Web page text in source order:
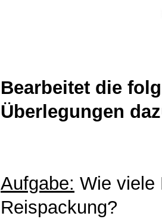
Bearbeitet die
Überlegungen
Aufgabe: Wie viele
Reispackung?